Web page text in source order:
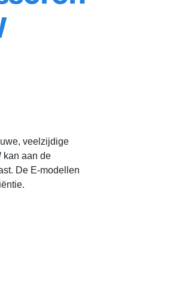
veelzijdige
kan aan de
De E-modellen